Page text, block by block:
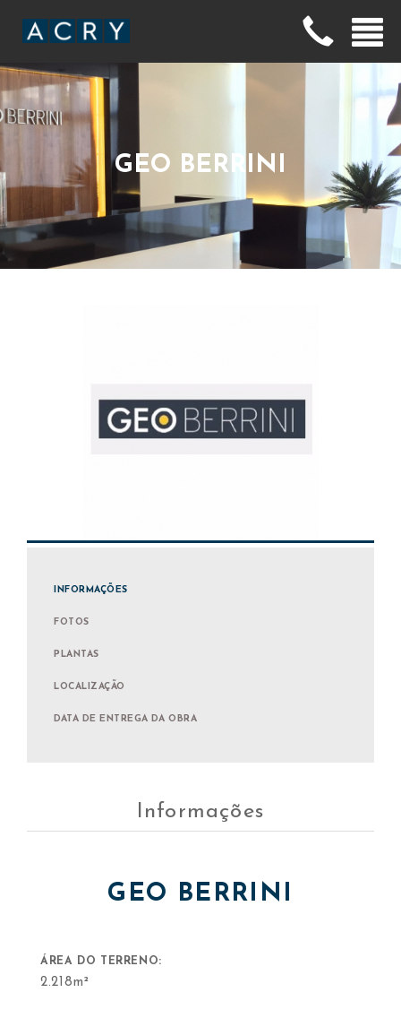
GEO BERRINI
INFORMAÇÕES
FOTOS
PLANTAS
LOCALIZAÇÃO
DATA DE ENTREGA DA OBRA
Informações
GEO BERRINI
ÁREA DO TERRENO:
2.218m²